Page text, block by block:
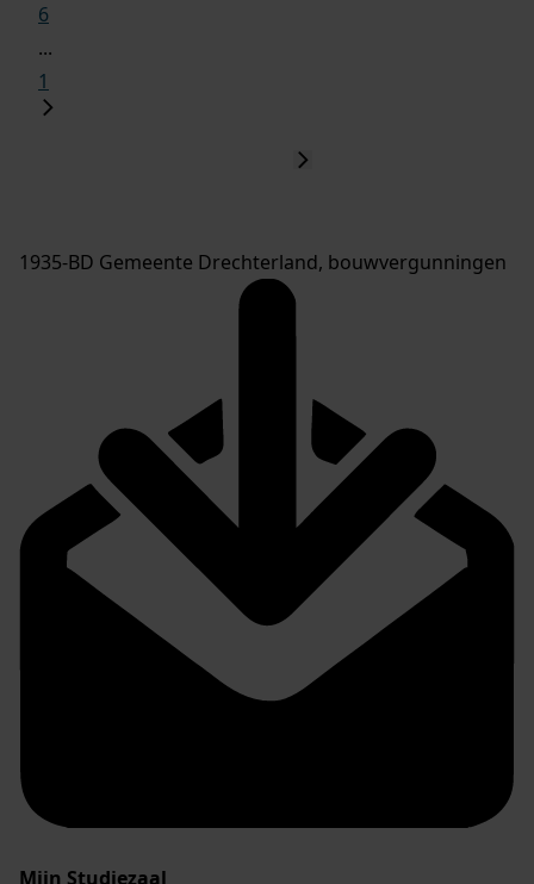
6
...
1
1935-BD Gemeente Drechterland, bouwvergunningen
Mijn Studiezaal